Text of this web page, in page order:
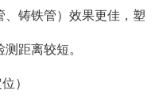
铸铁管）效果更佳，塑
距离较短。
）